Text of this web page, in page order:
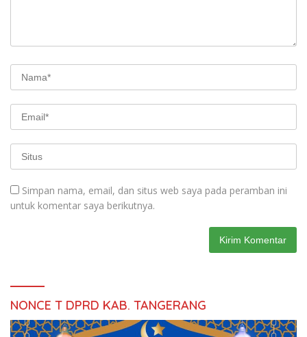
Simpan nama, email, dan situs web saya pada peramban ini
untuk komentar saya berikutnya.
NONCE T DPRD KAB. TANGERANG